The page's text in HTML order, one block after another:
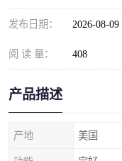
发布日期： 2026-08-09
阅 读 量： 408
产品描述
产地 美国